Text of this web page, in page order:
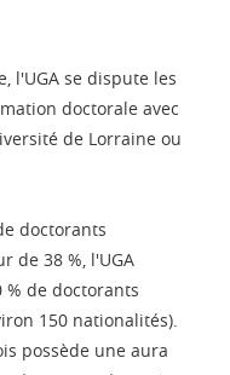
l'UGA se dispute les
doctorale avec
de Lorraine ou
doctorants
de 38 %, l'UGA
de doctorants
150 nationalités).
possède une aura